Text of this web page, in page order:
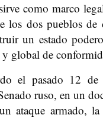
como marco
los dos pueblos de
un estado
global de
el pasado 12
ruso, en un
ataque armado,